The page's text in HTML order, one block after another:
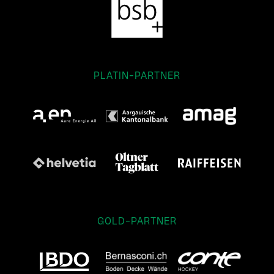
PLATIN-PARTNER
GOLD-PARTNER